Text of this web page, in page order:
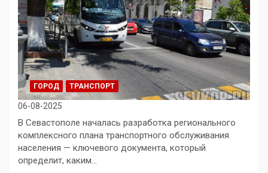
ГОРОД ТРАНСПОРТ
06-08-2025
В Севастополе началась разработка регионального
комплексного плана транспортного обслуживания
населения — ключевого документа, который
определит, каким…